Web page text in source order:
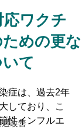
改善
ワクチ
めの更な
て
症は、過去2年
しており、こ
性インフルエ